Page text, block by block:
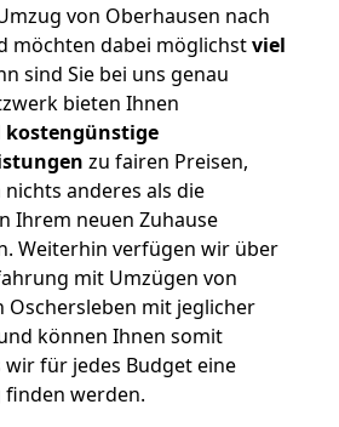
von Oberhausen nach
möchten dabei möglichstviel
sind Sie bei uns genau
bieten Ihnen
kostengünstige
zu fairen Preisen,
anderes als die
Ihrem neuen Zuhause
Weiterhin verfügen wir über
mit Umzügen von
Oschersleben mit jeglicher
können Ihnen somit
für jedes Budget eine
finden werden.